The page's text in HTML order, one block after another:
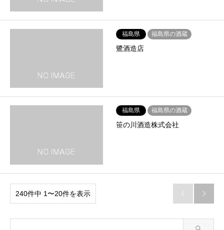
福島県 福島県の酒蔵
鷺酒造店
福島県 福島県の酒蔵
笹の川酒造株式会社
240件中 1〜20件を表示  